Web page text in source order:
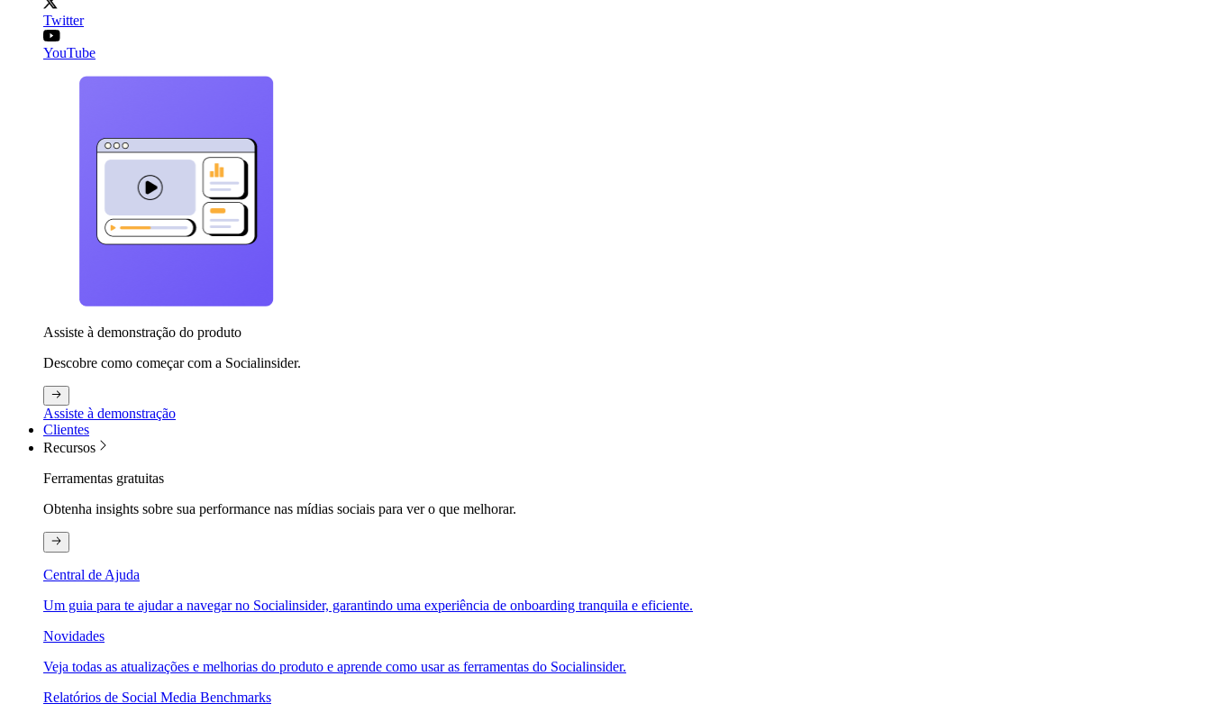
Twitter
YouTube
Assiste à demonstração do produto
Descobre como começar com a Socialinsider.
Assiste à demonstração
Clientes
Recursos
Ferramentas gratuitas
Obtenha insights sobre sua performance nas mídias sociais para ver o que melhorar.
Central de Ajuda
Um guia para te ajudar a navegar no Socialinsider, garantindo uma experiência de onboarding tranquila e eficiente.
Novidades
Veja todas as atualizações e melhorias do produto e aprende como usar as ferramentas do Socialinsider.
Relatórios de Social Media Benchmarks